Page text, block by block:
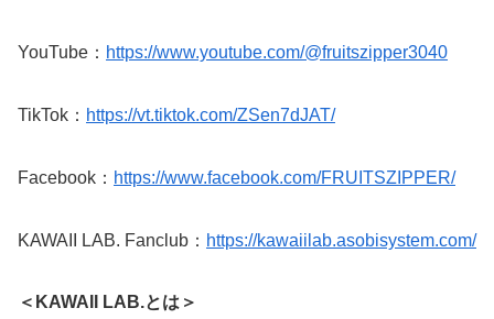
YouTube： https://www.youtube.com/@fruitszipper3040
TikTok： https://vt.tiktok.com/ZSen7dJAT/
Facebook： https://www.facebook.com/FRUITSZIPPER/
KAWAII LAB. Fanclub： https://kawaiilab.asobisystem.com/
＜KAWAII LAB.とは＞